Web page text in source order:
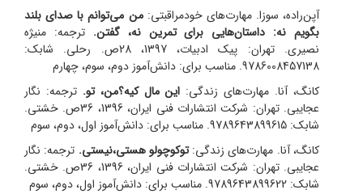
آپن‌راده، سوزا. مهارت‌های خود‌مراقبتی:من می‌توانم با صدای بلند
بگویم نه: داستان‌هایی برای تمرین نه‌، گفتن. ترجمه: منیژه
نصیری.
تهران: پیک ادبیات، 1397، 28ص. رحلی. شابک:
9786008457138. مناسب برای: دانش‌آموز دوم، سوم، چهارم
کانگ، آنا. مهارت‌های زندگی: این مال کیه؟من، تو. ترجمه: نگار
عجایبی.
تهران: شرکت انتشارات فنی ایران، 1396، 36ص. خشتی.
شابک: 9789643899615. مناسب برای: دانش‌آموز اول، دوم، سوم
کانگ، آنا. مهارت‌های زندگی:توکوچولو هستی،نیستی. ترجمه: نگار
عجایبی.
تهران: شرکت انتشارات فنی ایران، 1396، 36ص. خشتی.
شابک: 9789643899622. مناسب برای: دانش‌آموز اول، دوم، سوم